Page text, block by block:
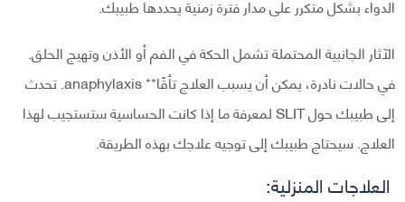
الدواء بشكل متكرر على مدار فترة زمنية يحددها طبيبك.
الآثار الجانبية المحتملة تشمل الحكة في الفم أو الأذن وتهيج الحلق.
في حالات نادرة، يمكن أن يسبب العلاج تأقًا** anaphylaxis. تحدث
إلى طبيبك حول SLIT لمعرفة ما إذا كانت الحساسية ستستجيب لهذا
العلاج. سيحتاج طبيبك إلى توجيه علاجك بهذه الطريقة.
العلاجات المنزلية: